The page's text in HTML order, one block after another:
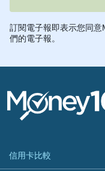
信用卡比較